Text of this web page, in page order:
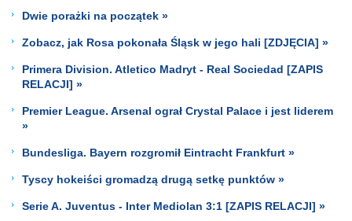
Dwie porażki na początek »
Zobacz, jak Rosa pokonała Śląsk w jego hali [ZDJĘCIA] »
Primera Division. Atletico Madryt - Real Sociedad [ZAPIS
RELACJI] »
Premier League. Arsenal ograł Crystal Palace i jest liderem
»
Bundesliga. Bayern rozgromił Eintracht Frankfurt »
Tyscy hokeiści gromadzą drugą setkę punktów »
Serie A. Juventus - Inter Mediolan 3:1 [ZAPIS RELACJI] »